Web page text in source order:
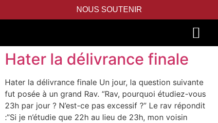
NOUS SOUTENIR
Hater la délivrance finale
Hater la délivrance finale Un jour, la question suivante
fut posée à un grand Rav. “Rav, pourquoi étudiez-vous
23h par jour ? N’est-ce pas excessif ?” Le rav répondit
:”Si je n’étudie que 22h au lieu de 23h, mon voisin